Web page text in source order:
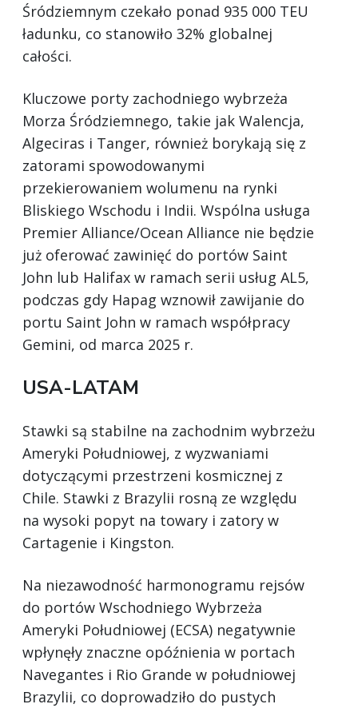
Śródziemnym czekało ponad 935 000 TEU
ładunku, co stanowiło 32% globalnej
całości.
Kluczowe porty zachodniego wybrzeża
Morza Śródziemnego, takie jak Walencja,
Algeciras i Tanger, również borykają się z
zatorami spowodowanymi
przekierowaniem wolumenu na rynki
Bliskiego Wschodu i Indii. Wspólna usługa
Premier Alliance/Ocean Alliance nie będzie
już oferować zawinięć do portów Saint
John lub Halifax w ramach serii usług AL5,
podczas gdy Hapag wznowił zawijanie do
portu Saint John w ramach współpracy
Gemini, od marca 2025 r.
USA-LATAM
Stawki są stabilne na zachodnim wybrzeżu
Ameryki Południowej, z wyzwaniami
dotyczącymi przestrzeni kosmicznej z
Chile. Stawki z Brazylii rosną ze względu
na wysoki popyt na towary i zatory w
Cartagenie i Kingston.
Na niezawodność harmonogramu rejsów
do portów Wschodniego Wybrzeża
Ameryki Południowej (ECSA) negatywnie
wpłynęły znaczne opóźnienia w portach
Navegantes i Rio Grande w południowej
Brazylii, co doprowadziło do pustych